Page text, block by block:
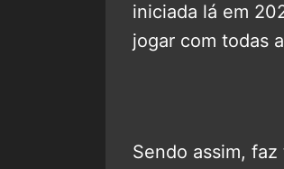
iniciada lá em
jogar com todas
Sendo assim,